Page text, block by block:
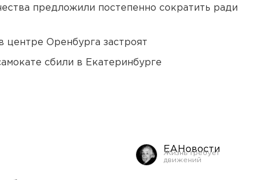
предложили постепенно сократить ради
центре Оренбурга застроят
сбили в Екатеринбурге
ЕАНовости